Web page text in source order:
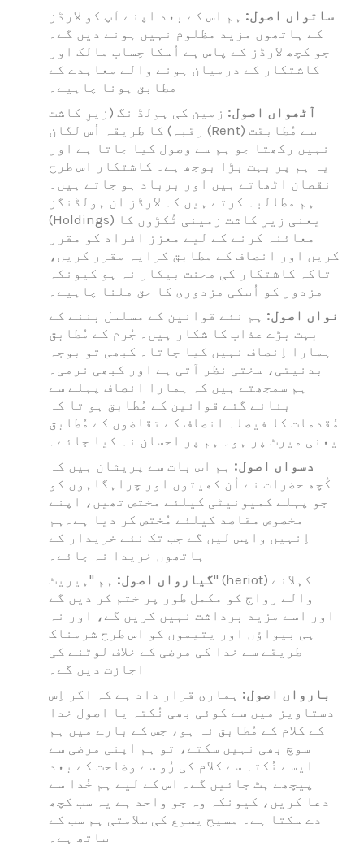
ساتواں اصول: ہم اس کے بعد اپنے آپ کو لارڈز
کے ہاتھوں مزید مظلوم نہیں ہونے دیں گے۔
جو کچھ لارڈز کے پاس ہے اُسکا حِساب مالک اور
کاشتکار کے درمیان ہونے والے معاہدے کے
مطابق ہونا چاہیے۔
آٹھواں اصول: زمین کی ہولڈ نگ (زیرِ کاشت
رقبہ) کا طریقہ اُس لگان (Rent) سے مُطابقت
نہیں رکھتا جو ہم سے وصول کیا جاتا ہے اور
یہ ہم پر بہت بڑا بوجھ ہے۔ کاشتکار اس طرح
نقصان اٹھاتے ہیں اور برباد ہو جاتے ہیں۔
ہم مطالبہ کرتے ہیں کہ لارڈز ان ہولڈنگز
(Holdings) یعنی زیرِ کاشت زمینی ٹُکڑوں کا
معائنہ کرنے کے لیے معزز افراد کو مقرر
کریں اور انصاف کے مطابق کرایہ مقرر کریں،
تاکہ کاشتکار کی محنت بیکار نہ ہو کیونکہ
مزدور کو اُسکی مزدوری کا حق ملنا چاہیے۔
نواں اصول: ہم نئے قوانین کے مسلسل بننے کے
بہت بڑے عذاب کا شکار ہیں۔ جُرم کے مُطابق
ہمارا اِنصاف نہیں کیا جاتا۔ کبھی تو بوجہ
بدنیتی، سختی نظر آتی ہے اور کبھی نرمی۔
ہم سمجھتے ہیں کہ ہمارا انصاف پہلے سے
بنائے گئے قوانین کے مُطابق ہو تا کہ
مُقدمات کا فیصلہ انصاف کے تقاضوں کے مُطابق
یعنی میرٹ پر ہو۔ ہم پر احسان نہ کیا جائے۔
دسواں اصول: ہم اس بات سے پریشان ہیں کہ
کُچھ حضرات نے اُن کھیتوں اور چراہگاہوں کو
جو پہلے کمیونیٹی کیلئے مختص تھیں، اپنے
مخصوص مقاصد کیلئے مُختص کر دیا ہے۔ہم
اِنہیں واپس لیں گے جب تک نئے خریدار کے
ہاتھوں خریدا نہ جائے۔
گیارواں اصول: ہم "ہیریٹ" (heriot) کہلانے
والے رواج کو مکمل طور پر ختم کر دیں گے
اور اسے مزید برداشت نہیں کریں گے، اور نہ
ہی بیواؤں اور یتیموں کو اس طرح شرمناک
طریقے سے خدا کی مرضی کے خلاف لوٹنے کی
اجازت دیں گے۔
بارواں اصول: ہماری قرار داد ہے کہ اگر اِس
دستاویز میں سے کوئی بھی نُکتہ یا اصول خدا
کے کلام کے مُطابق نہ ہو، جس کے بارے میں ہم
سوچ بھی نہیں سکتے، تو ہم اپنی مرضی سے
ایسے نُکتہ سے کلام کی رُو سے وضاحت کے بعد
پیچھے ہٹ جائیں گے۔ اس کے لیے ہم خُدا سے
دعا کریں، کیونکہ وہ جو واحد ہے یہ سب کچھ
دے سکتا ہے۔ مسیح یسوع کی سلامتی ہم سب کے
ساتھ ہے۔